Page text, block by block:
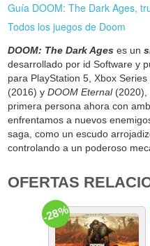
Guía DOOM: The Dark Ages,
Todos los juegos de Doom
DOOM: The Dark Ages es un
desarrollado por id Software y
para PlayStation 5, Xbox
(2016) yDOOM Eternal(2020),
primera persona ahora con
enfrentamos a nuevos
saga, como un escudo
controlando a un poderoso
OFERTAS
-28%